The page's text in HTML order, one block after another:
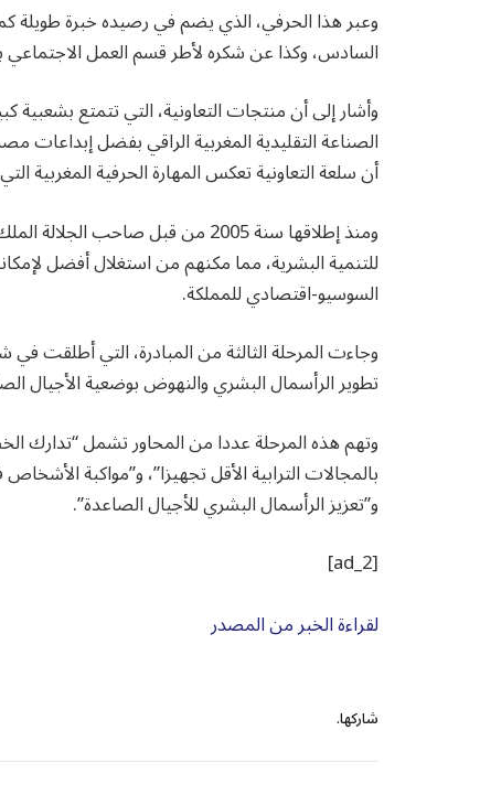
وعبر هذا الحرفي، الذي يضم في رصيده خبرة طويلة
السادس، وكذا عن شكره لأطر قسم العمل الاجتماعي
وأشار إلى أن منتجات التعاونية، التي تتمتع
الصناعة التقليدية المغربية الراقي بفضل إبداعات
أن سلعة التعاونية تعكس المهارة الحرفية المغربية
ومنذ إطلاقها سنة 2005 من قبل
للتنمية البشرية، مما مكنهم من استغلال أفضل
السوسيو-اقتصادي للمملكة.
تطوير الرأسمال البشري والنهوض بوضعية الأجيال
وتهم هذه المرحلة عددا من المحاور تشمل “تدارك
بالمجالات الترابية الأقل تجهيزا”، و”مواكبة
و”تعزيز الرأسمال البشري للأجيال الصاعدة”.
[ad_2]
لقراءة الخبر من المصدر
شاركها.